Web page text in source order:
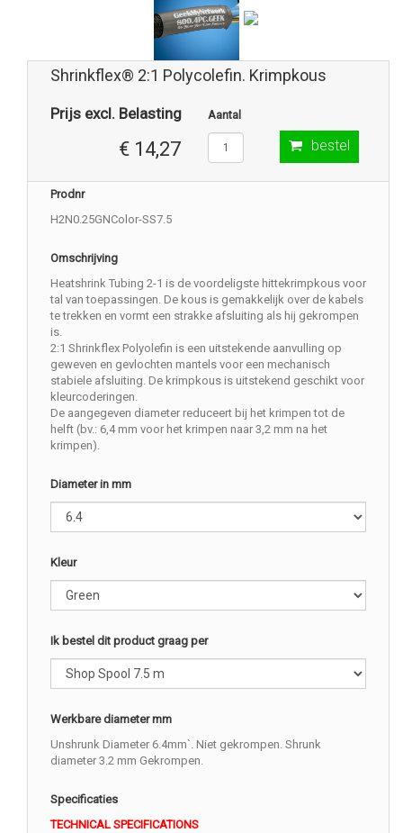
Shrinkflex® 2:1 Polycolefin. Krimpkous
Prijs excl. Belasting
€ 14,27
Aantal
bestel
Prodnr
H2N0.25GNColor-SS7.5
Omschrijving
Heatshrink Tubing 2-1 is de voordeligste hittekrimpkous voor
tal van toepassingen. De kous is gemakkelijk over de kabels
te trekken en vormt een strakke afsluiting als hij gekrompen
is.
2:1 Shrinkflex Polyolefin is een uitstekende aanvulling op
geweven en gevlochten mantels voor een mechanisch
stabiele afsluiting. De krimpkous is uitstekend geschikt voor
kleurcoderingen.
De aangegeven diameter reduceert bij het krimpen tot de
helft (bv.: 6,4 mm voor het krimpen naar 3,2 mm na het
krimpen).
Diameter in mm
Kleur
Ik bestel dit product graag per
Werkbare diameter mm
Unshrunk Diameter 6.4mm`. Niet gekrompen. Shrunk
diameter 3.2 mm Gekrompen.
Specificaties
TECHNICAL SPECIFICATIONS